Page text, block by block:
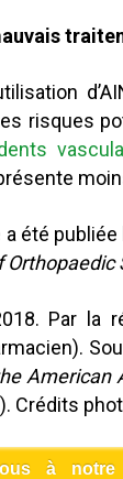
risques
été
Orthopaedic
Par la
American
Crédits
à notre